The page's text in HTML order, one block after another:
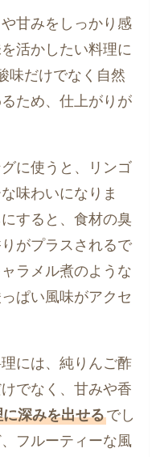
甘みをしっかり感
活かしたい料理に
味だけでなく自然
ため、仕上がりが
に使うと、リンゴ
味わいになりま
すると、食材の臭
がプラスされるで
ラメル煮のような
ぱい風味がアクセ
には、純りんご酢
でなく、甘みや香
に深みを出せるでし
フルーティーな風